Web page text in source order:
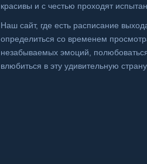
красивы и с честью проходят
Наш сайт, где есть расписание
определиться со временем
незабываемых эмоций,
влюбиться в эту удивительную